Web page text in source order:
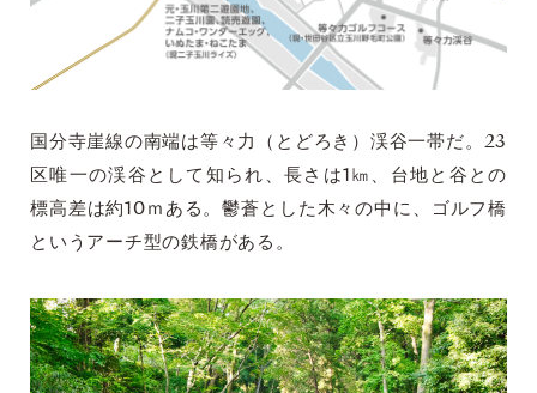
国分寺崖線の南端は等々力（とどろき）渓谷一帯だ。23
区唯一の渓谷として知られ、長さは1㎞、台地と谷との
標高差は約10ｍある。鬱蒼とした木々の中に、ゴルフ橋
というアーチ型の鉄橋がある。